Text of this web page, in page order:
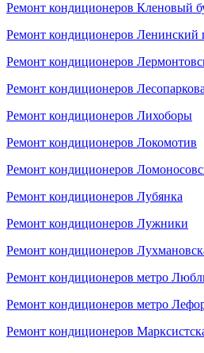
Ремонт кондиционеров Кленовый
Ремонт кондиционеров Ленинский
Ремонт кондиционеров
Ремонт кондиционеров
Ремонт кондиционеров Лихоборы
Ремонт кондиционеров Локомотив
Ремонт кондиционеров
Ремонт кондиционеров Лубянка
Ремонт кондиционеров Лужники
Ремонт кондиционеров
Ремонт кондиционеров метро
Ремонт кондиционеров метро
Ремонт кондиционеров